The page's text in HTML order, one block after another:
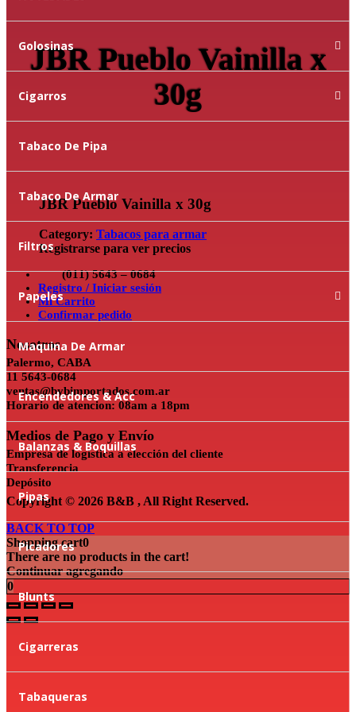
Golosinas
Cigarros
Tabaco De Pipa
Tabaco De Armar
Filtros
Papeles
Maquina De Armar
Encendedores & Acc
Balanzas & Boquillas
Pipas
Picadores
Blunts
Cigarreras
Tabaqueras
JBR Pueblo Vainilla x
30g
JBR Pueblo Vainilla x 30g
Category: Tabacos para armar
Registrarse para ver precios
(011) 5643 – 0684
Registro / Iniciar sesión
Mi Carrito
Confirmar pedido
Nosotros
Palermo, CABA
11 5643-0684
ventas@bybimportados.com.ar
Horario de atencion: 08am a 18pm
Medios de Pago y Envío
Empresa de logística a elección del cliente
Transferencia
Depósito
Copyright © 2026 B&B , All Right Reserved.
BACK TO TOP
Shopping cart0
There are no products in the cart!
Continuar agregando
0